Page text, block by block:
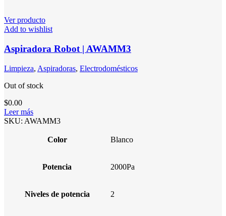
Ver producto
Add to wishlist
Aspiradora Robot | AWAMM3
Limpieza, Aspiradoras, Electrodomésticos
Out of stock
$0.00
Leer más
SKU: AWAMM3
Color Blanco
Potencia 2000Pa
Niveles de potencia 2